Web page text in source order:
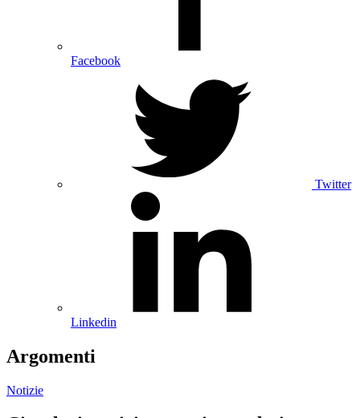
Facebook
Twitter
Linkedin
Argomenti
Notizie